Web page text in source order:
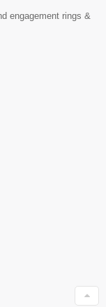
engagement rings &